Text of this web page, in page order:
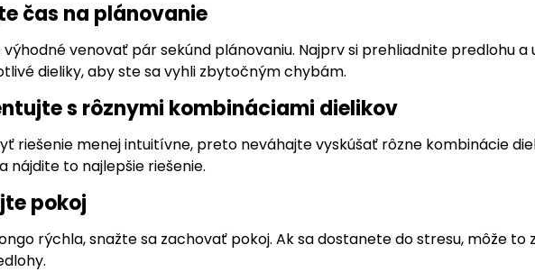
čas na plánovanie
výhodné venovať pár sekúnd plánovaniu. Najprv si prehliadnite predlohu
dieliky, aby ste sa vyhli zbytočným chybám.
s rôznymi kombináciami dielikov
riešenie menej intuitívne, preto neváhajte vyskúšať rôzne kombinácie
nájdite to najlepšie riešenie.
pokoj
rýchla, snažte sa zachovať pokoj. Ak sa dostanete do stresu, môže